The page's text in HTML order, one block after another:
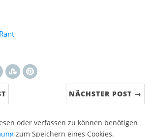
Rant
NÄCHSTER POST →
oder verfassen zu können benötigen
zum Speichern eines Cookies.